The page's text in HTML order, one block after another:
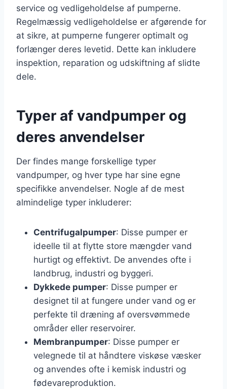
service og vedligeholdelse af pumperne.
Regelmæssig vedligeholdelse er afgørende for
at sikre, at pumperne fungerer optimalt og
forlænger deres levetid. Dette kan inkludere
inspektion, reparation og udskiftning af slidte
dele.
Typer af vandpumper og
deres anvendelser
Der findes mange forskellige typer
vandpumper, og hver type har sine egne
specifikke anvendelser. Nogle af de mest
almindelige typer inkluderer:
Centrifugalpumper: Disse pumper er
ideelle til at flytte store mængder vand
hurtigt og effektivt. De anvendes ofte i
landbrug, industri og byggeri.
Dykkede pumper: Disse pumper er
designet til at fungere under vand og er
perfekte til dræning af oversvømmede
områder eller reservoirer.
Membranpumper: Disse pumper er
velegnede til at håndtere viskøse væsker
og anvendes ofte i kemisk industri og
fødevareproduktion.